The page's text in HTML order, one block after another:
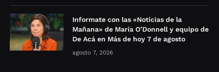
Informate con las «Noticias de la
Mañana» de María O’Donnell y equipo de
De Acá en Más de hoy 7 de agosto
agosto 7, 2026